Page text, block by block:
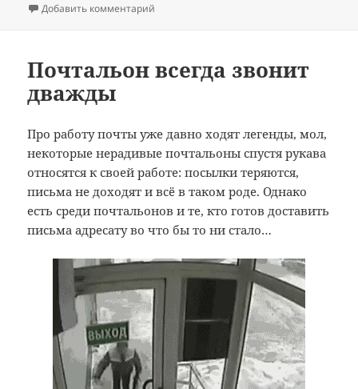
Добавить комментарий
Почтальон всегда звонит
дважды
Про работу почты уже давно ходят легенды, мол,
некоторые нерадивые почтальоны спустя рукава
относятся к своей работе: посылки теряются,
письма не доходят и всё в таком роде. Однако
есть среди почтальонов и те, кто готов доставить
письма адресату во что бы то ни стало…